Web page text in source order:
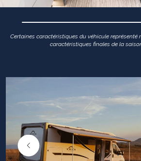
Certaines caractéristiques du véhicule représenté
caractéristiques finales de la